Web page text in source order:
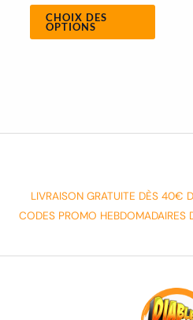
CHOIX DES
OPTIONS
LIVRAISON GRATUITE DÈS 40€
CODES PROMO HEBDOMADAIRES